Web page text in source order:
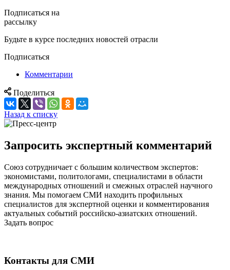
Подписаться на
рассылку
Будьте в курсе последних новостей отрасли
Подписаться
Комментарии
Поделиться
Назад к списку
Запросить экспертный комментарий
Союз сотрудничает с большим количеством экспертов:
экономистами, политологами, специалистами в области
международных отношений и смежных отраслей научного
знания. Мы помогаем СМИ находить профильных
специалистов для экспертной оценки и комментирования
актуальных событий российско-азиатских отношений.
Задать вопрос
Контакты для СМИ